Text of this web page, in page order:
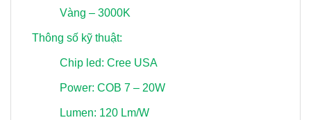
Vàng – 3000K
Thông số kỹ thuật:
Chip led: Cree USA
Power: COB 7 – 20W
Lumen: 120 Lm/W